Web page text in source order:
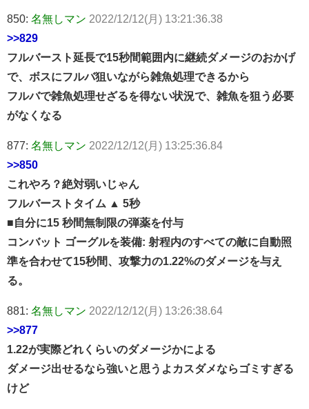
850: 名無しマン 2022/12/12(月) 13:21:36.38
>>829
フルバースト延長で15秒間範囲内に継続ダメージのおかげ
で、ボスにフルバ狙いながら雑魚処理できるから
フルバで雑魚処理せざるを得ない状況で、雑魚を狙う必要
がなくなる
877: 名無しマン 2022/12/12(月) 13:25:36.84
>>850
これやろ？絶対弱いじゃん
フルバーストタイム ▲ 5秒
■自分に15 秒間無制限の弾薬を付与
コンバット ゴーグルを装備: 射程内のすべての敵に自動照
準を合わせて15秒間、攻撃力の1.22%のダメージを与え
る。
881: 名無しマン 2022/12/12(月) 13:26:38.64
>>877
1.22が実際どれくらいのダメージかによる
ダメージ出せるなら強いと思うよカスダメならゴミすぎる
けど